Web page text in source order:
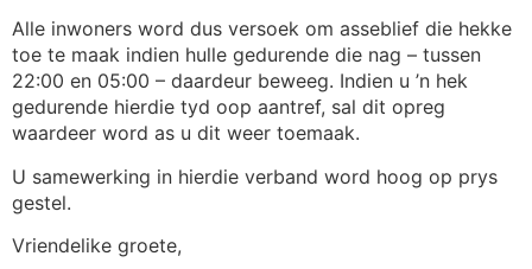
Alle inwoners word dus versoek om asseblief die hekke
toe te maak indien hulle gedurende die nag – tussen
22:00 en 05:00 – daardeur beweeg. Indien u ’n hek
gedurende hierdie tyd oop aantref, sal dit opreg
waardeer word as u dit weer toemaak.
U samewerking in hierdie verband word hoog op prys
gestel.
Vriendelike groete,